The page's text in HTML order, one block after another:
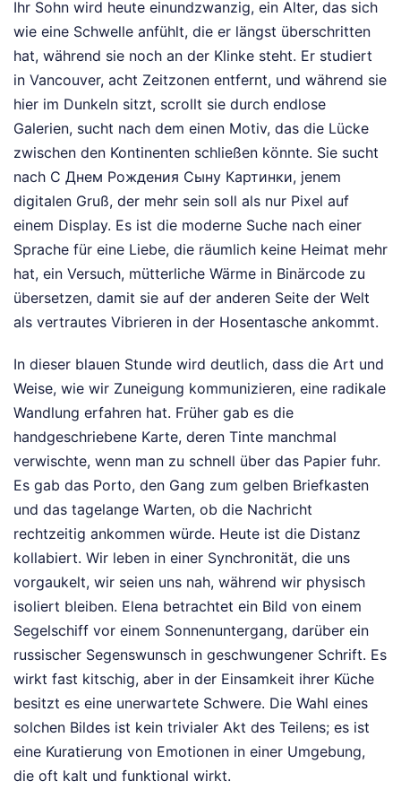
Ihr Sohn wird heute einundzwanzig, ein Alter, das sich
wie eine Schwelle anfühlt, die er längst überschritten
hat, während sie noch an der Klinke steht. Er studiert
in Vancouver, acht Zeitzonen entfernt, und während sie
hier im Dunkeln sitzt, scrollt sie durch endlose
Galerien, sucht nach dem einen Motiv, das die Lücke
zwischen den Kontinenten schließen könnte. Sie sucht
nach С Днем Рождения Сыну Картинки, jenem
digitalen Gruß, der mehr sein soll als nur Pixel auf
einem Display. Es ist die moderne Suche nach einer
Sprache für eine Liebe, die räumlich keine Heimat mehr
hat, ein Versuch, mütterliche Wärme in Binärcode zu
übersetzen, damit sie auf der anderen Seite der Welt
als vertrautes Vibrieren in der Hosentasche ankommt.
In dieser blauen Stunde wird deutlich, dass die Art und
Weise, wie wir Zuneigung kommunizieren, eine radikale
Wandlung erfahren hat. Früher gab es die
handgeschriebene Karte, deren Tinte manchmal
verwischte, wenn man zu schnell über das Papier fuhr.
Es gab das Porto, den Gang zum gelben Briefkasten
und das tagelange Warten, ob die Nachricht
rechtzeitig ankommen würde. Heute ist die Distanz
kollabiert. Wir leben in einer Synchronität, die uns
vorgaukelt, wir seien uns nah, während wir physisch
isoliert bleiben. Elena betrachtet ein Bild von einem
Segelschiff vor einem Sonnenuntergang, darüber ein
russischer Segenswunsch in geschwungener Schrift. Es
wirkt fast kitschig, aber in der Einsamkeit ihrer Küche
besitzt es eine unerwartete Schwere. Die Wahl eines
solchen Bildes ist kein trivialer Akt des Teilens; es ist
eine Kuratierung von Emotionen in einer Umgebung,
die oft kalt und funktional wirkt.